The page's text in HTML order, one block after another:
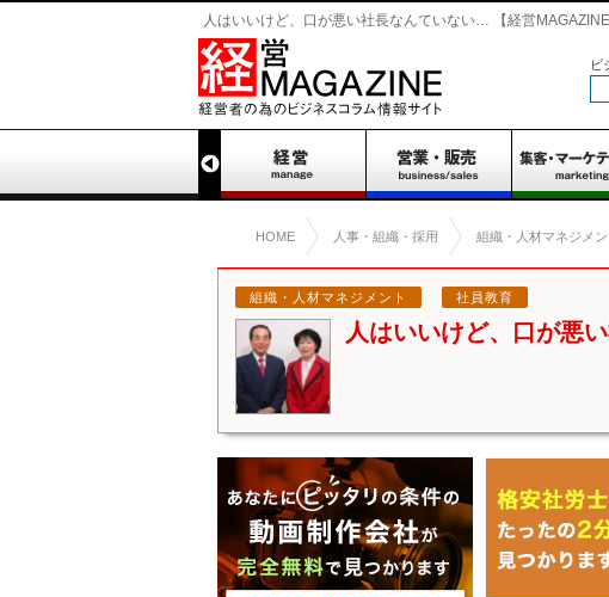
人はいいけど、口が悪い社長なんていない… 【経営MAGAZINE
ビ
HOME 人事・組織・採用 組織・人材マネジメン
組織・人材マネジメント 社員教育
人はいいけど、口が悪